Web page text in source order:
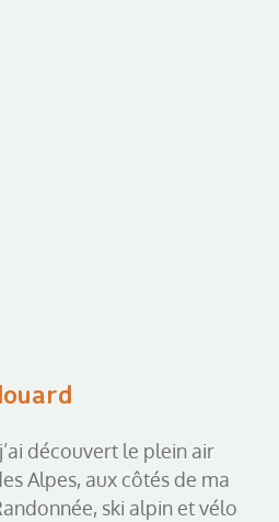
découvert le plein air
Alpes, aux côtés de ma
ski alpin et vélo